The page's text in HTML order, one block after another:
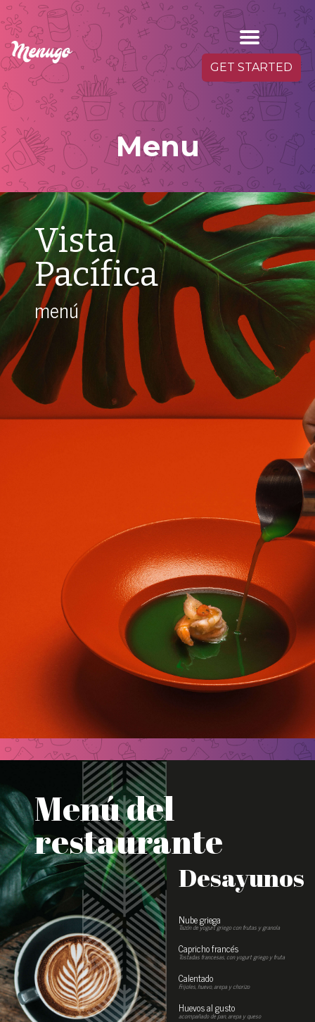
GET STARTED
Menu
Vista
Pacífica
menú
Desayunos
Nube griega
Tazón de yogurt griego con frutas y granola
Capricho francés
Tostadas francesas, con yogurt griego y fruta
Calentado
Frijoles, huevo, arepa y chorizo
Huevos al gusto
acompañado de pan, arepa y queso
Menú del
restaurante